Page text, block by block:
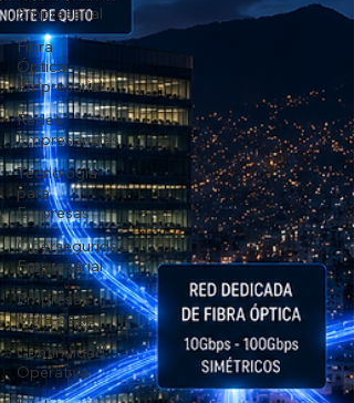
Empresarial
Fibra
Óptica
Empresarial
Redes
Empresariales
Tecnología
para
Empresas
Ciberseguridad
Empresarial
Empresas
Multi-Sede
Continuidad
Operativa